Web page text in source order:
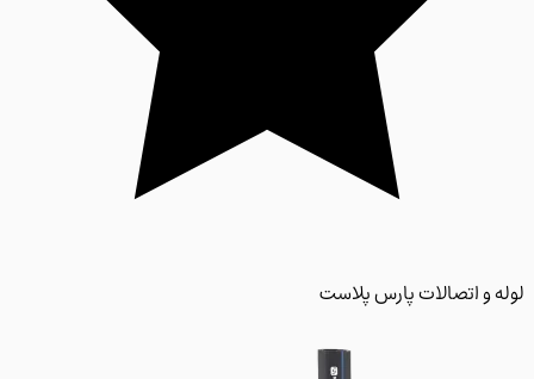
و اتصالات پارس پلاست